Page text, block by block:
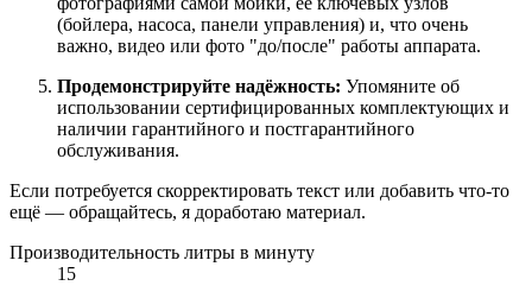
(бойлера, насоса, панели управления) и, что очень
важно, видео или фото "до/после" работы аппарата.
Продемонстрируйте надёжность: Упомяните об
использовании сертифицированных комплектующих и
наличии гарантийного и постгарантийного
обслуживания.
Если потребуется скорректировать текст или добавить что-то
ещё — обращайтесь, я доработаю материал.
Производительность литры в минуту
15